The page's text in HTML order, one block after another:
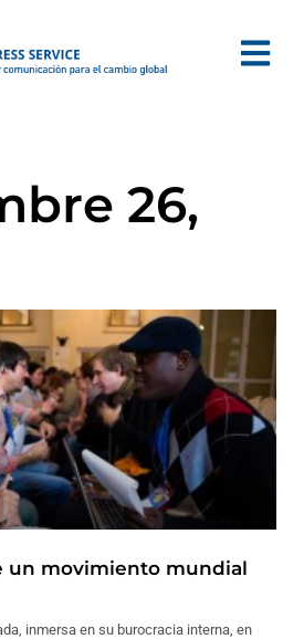
26,
un movimiento mundial
inmersa en su burocracia interna, en